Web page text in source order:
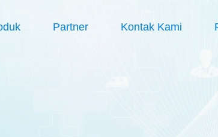
Partner Kontak Kami